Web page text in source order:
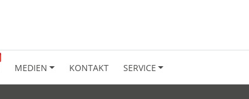
MEDIEN KONTAKT SERVICE